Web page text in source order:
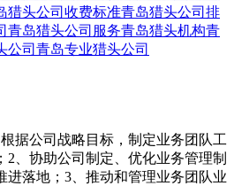
猎头公司收费标准青岛猎头公司排
青岛猎头公司服务青岛猎头机构青
公司 青岛专业猎头公司
根据公司战略目标，制定业务团队工
2、协助公司制定、优化业务管理制
进落地；3、推动和管理业务团队业